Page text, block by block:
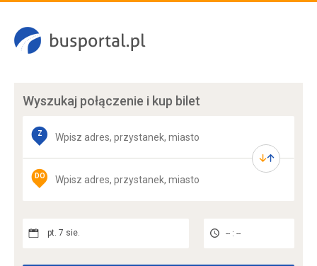
Wyszukaj połączenie i kup bilet
Z
DO
pt. 7 sie. -- : --